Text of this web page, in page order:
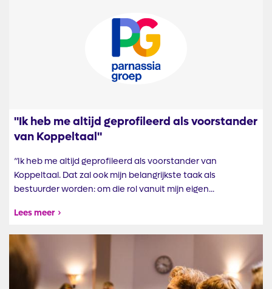
Afbeelding
"Ik heb me altijd geprofileerd als voorstander
van Koppeltaal"
“Ik heb me altijd geprofileerd als voorstander van
Koppeltaal. Dat zal ook mijn belangrijkste taak als
bestuurder worden: om die rol vanuit mijn eigen...
Lees meer
Afbeelding